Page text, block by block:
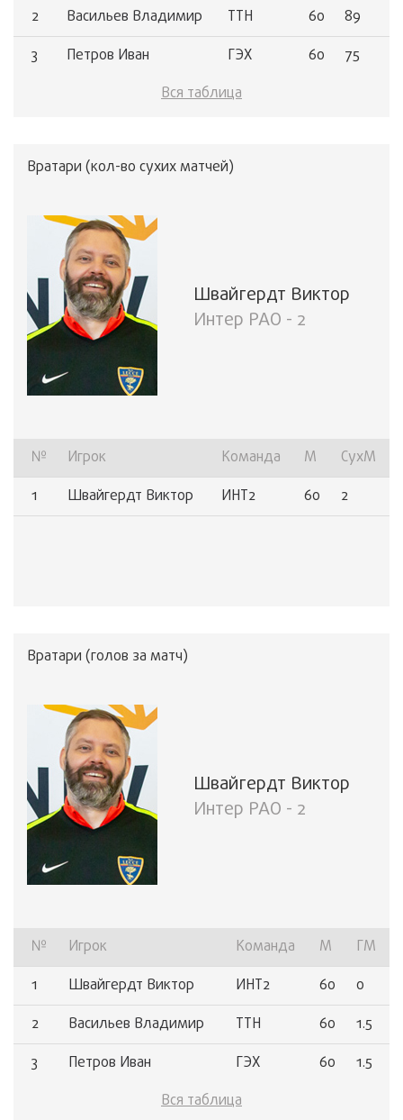
16
Лазарев Андрей ТТН 2
1
2
Васильев Владимир ТТН 60
89
3
Петров Иван ГЭХ 60
75
Пономарев Сергей ОЭК
Вся таблица
Вратари (кол-во сухих матчей)
Швайгердт Виктор
Интер РАО - 2
№ Игрок Команда М
СухМ
1
Швайгердт Виктор ИНТ2 60 2
Вратари (голов за матч)
Швайгердт Виктор
Интер РАО - 2
№ Игрок Команда М
ГМ
1
Швайгердт Виктор ИНТ2 60
0
2
Васильев Владимир ТТН 60
1.5
3
Петров Иван ГЭХ 60
1.5
Пономарев Сергей ОЭК
Вся таблица